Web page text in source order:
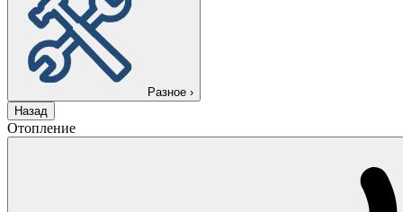
Разное ›
Назад
Отопление